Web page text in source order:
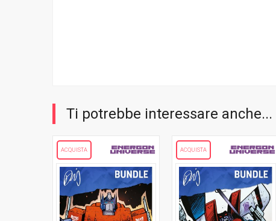
Ti potrebbe interessare anche...
ACQUISTA ACQUISTA